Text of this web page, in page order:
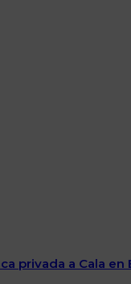
privada a Cala